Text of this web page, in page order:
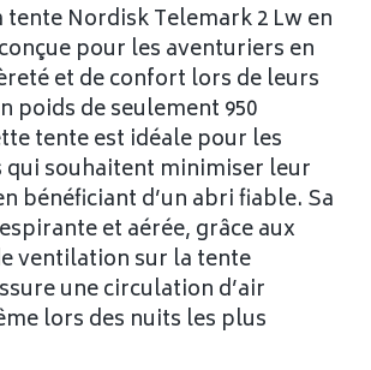
tente Nordisk Telemark 2 Lw en
pour les aventuriers en
et de confort lors de leurs
poids de seulement 950
tente est idéale pour les
qui souhaitent minimiser leur
bénéficiant d’un abri fiable. Sa
et aérée, grâce aux
ventilation sur la tente
une circulation d’air
lors des nuits les plus